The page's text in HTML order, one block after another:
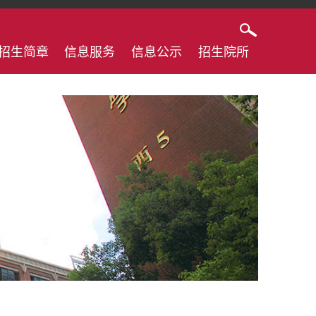
生简章 信息服务 信息公示 招生院所